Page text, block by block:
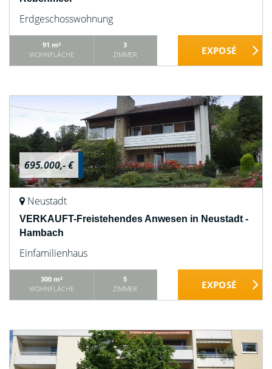
Erdgeschosswohnung
91 m²
WOHNFLÄCHE
3
ZIMMER
695.000,- €
Neustadt
VERKAUFT-Freistehendes Anwesen in Neustadt -
Hambach
Einfamilienhaus
300 m²
WOHNFLÄCHE
5
ZIMMER